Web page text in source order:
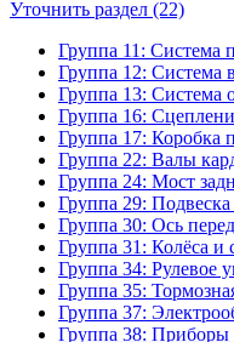
Уточнить раздел (22)
Группа 11: Система
Группа 12: Система
Группа 13: Система
Группа 16:
Группа 17: Коробка
Группа 22: Валы
Группа 24: Мост
Группа 29:
Группа 30: Ось
Группа 31: Колёса и
Группа 34: Рулевое
Группа 35:
Группа 37:
Группа 38: Приборы